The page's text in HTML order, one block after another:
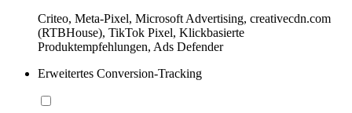
Criteo, Meta-Pixel, Microsoft Advertising, creativecdn.com
(RTBHouse), TikTok Pixel, Klickbasierte
Produktempfehlungen, Ads Defender
Erweitertes Conversion-Tracking